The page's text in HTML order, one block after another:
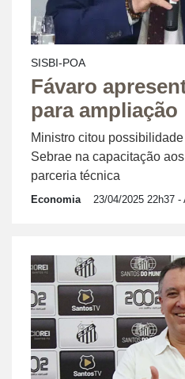
SISBI-POA
Fávaro
para ampliação
Ministro citou
Sebrae na capacitação
parceria técnica
Economia 23/04/2025 22h37 -